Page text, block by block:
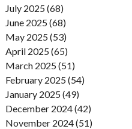
July 2025 (68)
June 2025 (68)
May 2025 (53)
April 2025 (65)
March 2025 (51)
February 2025 (54)
January 2025 (49)
December 2024 (42)
November 2024 (51)